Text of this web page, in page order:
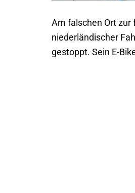
Am falschen Ort zur
niederländischer
gestoppt. Sein E-